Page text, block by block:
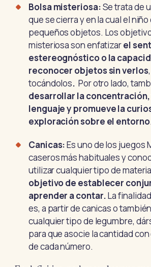
Bolsa misteriosa:Se trata de
que se cierra y en la cual el
pequeños objetos. Los
misteriosa son enfatizarel
estereognóstico o la
reconocer objetos sin verlos
tocándolos. Por otro lado,
desarrollar la
lenguaje y promueve la
exploración sobre el entorno.
Canicas:Es uno de los juegos
caseros más habituales y
utilizar cualquier tipo de
objetivo de establecer
aprender a contar.La
es, a partir de canicas o
cualquier tipo de legumbre,
para que asocie la cantidad
de cada número.